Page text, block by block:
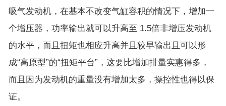
吸气发动机，在基本不改变气缸容积的情况下，增加一
个增压器，功率输出就可以升高至 1.5倍非增压发动机
的水平，而且扭矩也相应升高并且较早输出且可以形
成“高原型”的“扭矩平台”，这要比增加排量实惠得多，
而且因为发动机的重量没有增加太多，操控性也得以保
证。